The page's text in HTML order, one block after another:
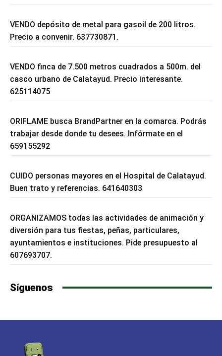
VENDO depósito de metal para gasoil de 200 litros.
Precio a convenir. 637730871.
VENDO finca de 7.500 metros cuadrados a 500m. del
casco urbano de Calatayud. Precio interesante.
625114075
ORIFLAME busca BrandPartner en la comarca. Podrás
trabajar desde donde tu desees. Infórmate en el
659155292
CUIDO personas mayores en el Hospital de Calatayud.
Buen trato y referencias. 641640303
ORGANIZAMOS todas las actividades de animación y
diversión para tus fiestas, peñas, particulares,
ayuntamientos e instituciones. Pide presupuesto al
607693707.
Síguenos